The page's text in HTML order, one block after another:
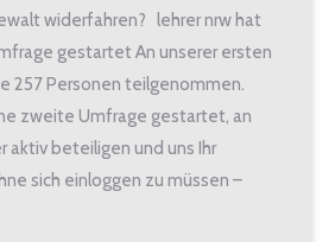
widerfahren? lehrer nrw hat
gestartet An unserer ersten
257 Personen teilgenommen.
zweite Umfrage gestartet, an
aktiv beteiligen und uns Ihr
sich einloggen zu müssen –